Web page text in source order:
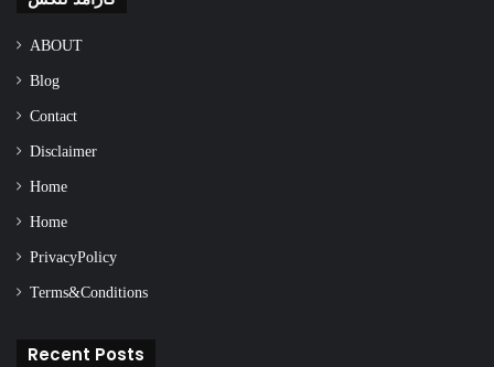
ABOUT
Blog
Contact
Disclaimer
Home
Home
Privacy Policy
Terms & Conditions
Recent Posts